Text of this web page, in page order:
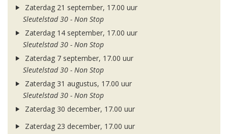
Zaterdag 21 september, 17.00 uur
Sleutelstad 30 - Non Stop
Zaterdag 14 september, 17.00 uur
Sleutelstad 30 - Non Stop
Zaterdag 7 september, 17.00 uur
Sleutelstad 30 - Non Stop
Zaterdag 31 augustus, 17.00 uur
Sleutelstad 30 - Non Stop
Zaterdag 30 december, 17.00 uur
Zaterdag 23 december, 17.00 uur